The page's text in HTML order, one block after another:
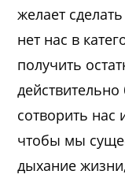
желает
нет нас в
получить
сотворить нас
чтобы мы
дыхание